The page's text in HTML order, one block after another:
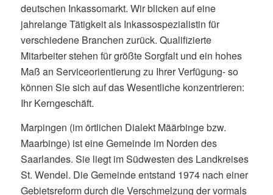
deutschen Inkassomarkt. Wir blicken auf eine
jahrelange Tätigkeit als Inkassospezialistin für
verschiedene Branchen zurück. Qualifizierte
Mitarbeiter stehen für größte Sorgfalt und ein hohes
Maß an Serviceorientierung zu Ihrer Verfügung- so
können Sie sich auf das Wesentliche konzentrieren:
Ihr Kerngeschäft.
Marpingen (im örtlichen Dialekt Määrbinge bzw.
Maarbinge) ist eine Gemeinde im Norden des
Saarlandes. Sie liegt im Südwesten des Landkreises
St. Wendel. Die Gemeinde entstand 1974 nach einer
Gebietsreform durch die Verschmelzung der vormals